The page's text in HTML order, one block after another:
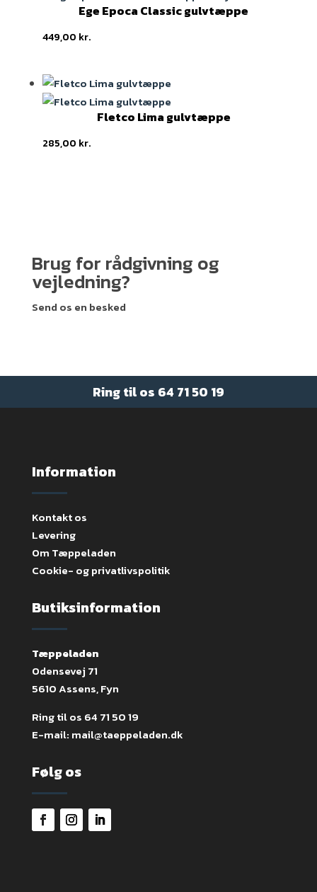
Ege Epoca Classic gulvtæppe
449,00 kr.
Fletco Lima gulvtæppe
285,00 kr.
Brug for rådgivning og
vejledning?
Send os en besked
Ring til os 64 71 50 19
Information
Kontakt os
Levering
Om Tæppeladen
Cookie- og privatlivspolitik
Butiksinformation
Tæppeladen
Odensevej 71
5610 Assens, Fyn
Ring til os 64 71 50 19
E-mail: mail@taeppeladen.dk
Følg os